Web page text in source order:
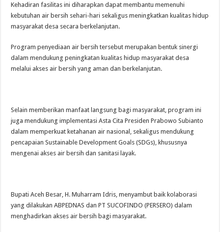
Kehadiran fasilitas ini diharapkan dapat membantu memenuhi
kebutuhan air bersih sehari-hari sekaligus meningkatkan kualitas hidup
masyarakat desa secara berkelanjutan.
Program penyediaan air bersih tersebut merupakan bentuk sinergi
dalam mendukung peningkatan kualitas hidup masyarakat desa
melalui akses air bersih yang aman dan berkelanjutan.
Selain memberikan manfaat langsung bagi masyarakat, program ini
juga mendukung implementasi Asta Cita Presiden Prabowo Subianto
dalam memperkuat ketahanan air nasional, sekaligus mendukung
pencapaian Sustainable Development Goals (SDGs), khususnya
mengenai akses air bersih dan sanitasi layak.
Bupati Aceh Besar, H. Muharram Idris, menyambut baik kolaborasi
yang dilakukan ABPEDNAS dan PT SUCOFINDO (PERSERO) dalam
menghadirkan akses air bersih bagi masyarakat.